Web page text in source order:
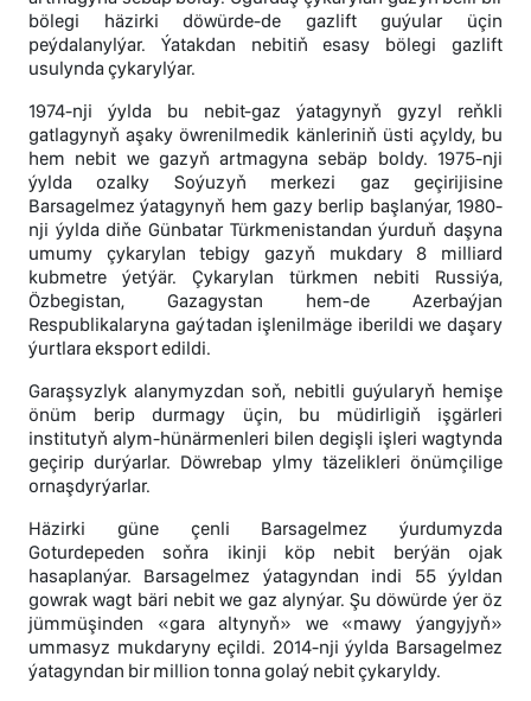
bölegi häzirki döwürde-de gazlift guýular üçin
peýdalanylýar. Ýatakdan nebitiň esasy bölegi gazlift
usulynda çykarylýar.
1974-nji ýylda bu nebit-gaz ýatagynyň gyzyl reňkli
gatlagynyň aşaky öwrenilmedik känleriniň üsti açyldy, bu
hem nebit we gazyň artmagyna sebäp boldy. 1975-nji
ýylda ozalky Soýuzyň merkezi gaz geçirijisine
Barsagelmez ýatagynyň hem gazy berlip başlanýar, 1980-
nji ýylda diňe Günbatar Türkmenistandan ýurduň daşyna
umumy çykarylan tebigy gazyň mukdary 8 milliard
kubmetre ýetýär. Çykarylan türkmen nebiti Russiýa,
Özbegistan, Gazagystan hem-de Azerbaýjan
Respublikalaryna gaýtadan işlenilmäge iberildi we daşary
ýurtlara eksport edildi.
Garaşsyzlyk alanymyzdan soň, nebitli guýularyň hemişe
önüm berip durmagy üçin, bu müdirligiň işgärleri
institutyň alym-hünärmenleri bilen degişli işleri wagtynda
geçirip durýarlar. Döwrebap ylmy täzelikleri önümçilige
ornaşdyrýarlar.
Häzirki güne çenli Barsagelmez ýurdumyzda
Goturdepeden soňra ikinji köp nebit berýän ojak
hasaplanýar. Barsagelmez ýatagyndan indi 55 ýyldan
gowrak wagt bäri nebit we gaz alynýar. Şu döwürde ýer öz
jümmüşinden «gara altynyň» we «mawy ýangyjyň»
ummasyz mukdaryny eçildi. 2014-nji ýylda Barsagelmez
ýatagyndan bir million tonna golaý nebit çykaryldy.